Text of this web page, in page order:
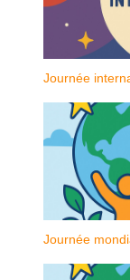
Journée
Journée